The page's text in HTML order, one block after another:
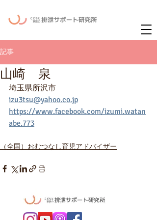
記事
山崎 泉
埼玉県所沢市
izu3tsu@yahoo.co.jp
https://www.facebook.com/izumi.watan
abe.773
（全国）おむつなし育児アドバイザー